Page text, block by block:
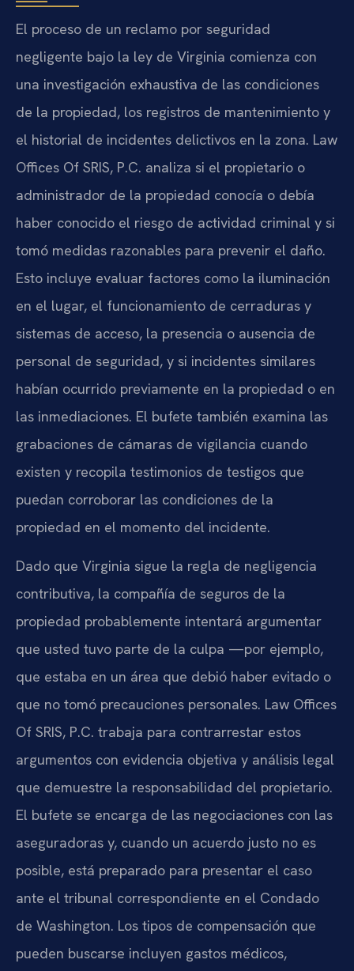
El proceso de un reclamo por seguridad
negligente bajo la ley de Virginia comienza con
una investigación exhaustiva de las condiciones
de la propiedad, los registros de mantenimiento y
el historial de incidentes delictivos en la zona. Law
Offices Of SRIS, P.C. analiza si el propietario o
administrador de la propiedad conocía o debía
haber conocido el riesgo de actividad criminal y si
tomó medidas razonables para prevenir el daño.
Esto incluye evaluar factores como la iluminación
en el lugar, el funcionamiento de cerraduras y
sistemas de acceso, la presencia o ausencia de
personal de seguridad, y si incidentes similares
habían ocurrido previamente en la propiedad o en
las inmediaciones. El bufete también examina las
grabaciones de cámaras de vigilancia cuando
existen y recopila testimonios de testigos que
puedan corroborar las condiciones de la
propiedad en el momento del incidente.
Dado que Virginia sigue la regla de negligencia
contributiva, la compañía de seguros de la
propiedad probablemente intentará argumentar
que usted tuvo parte de la culpa —por ejemplo,
que estaba en un área que debió haber evitado o
que no tomó precauciones personales. Law Offices
Of SRIS, P.C. trabaja para contrarrestar estos
argumentos con evidencia objetiva y análisis legal
que demuestre la responsabilidad del propietario.
El bufete se encarga de las negociaciones con las
aseguradoras y, cuando un acuerdo justo no es
posible, está preparado para presentar el caso
ante el tribunal correspondiente en el Condado
de Washington. Los tipos de compensación que
pueden buscarse incluyen gastos médicos,